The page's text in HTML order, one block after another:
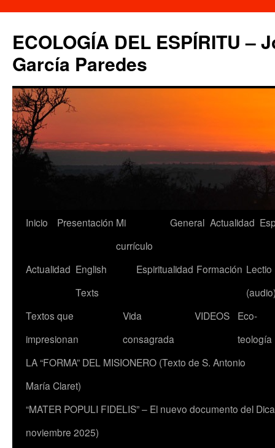
contenido
ECOLOGÍA DEL ESPÍRITU –
García Paredes
Inicio Presentación Mi
currículo
General Actualidad
Actualidad English
Texts
Espiritualidad Formación Lectio
Textos que
impresionan
Vida
consagrada
VIDEOS
Eco-
teología
LA “FORMA” DEL MISIONERO (Texto de S. Antonio
María Claret)
“MATER POPULI FIDELIS” – El nuevo documento del
noviembre 2025)